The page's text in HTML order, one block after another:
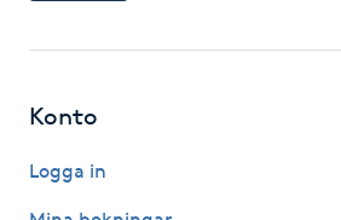
Konto
Logga in